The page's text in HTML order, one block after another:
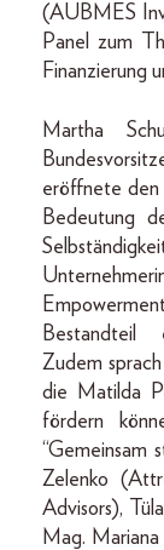
(AUBMES
Panel zum
Finanzierung
Martha
eröffnete
Bedeutung
Bestandteil
Zudem
die Matilda
fördern
“Gemeinsam
Zelenko
Advisors),
Mag.